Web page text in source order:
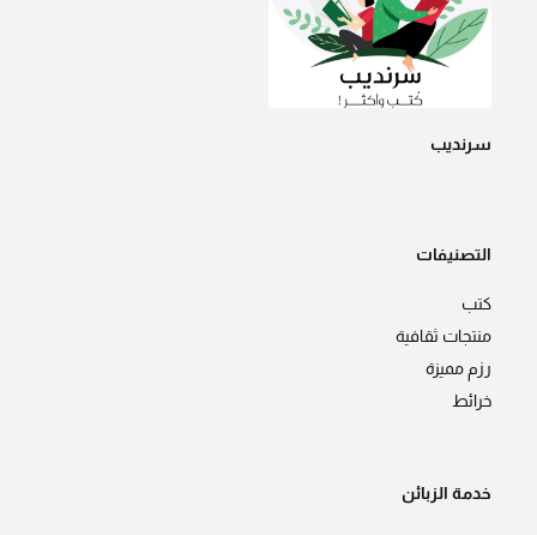
سرنديب
التصنيفات
كتب
منتجات ثقافية
رزم مميزة
خرائط
خدمة الزبائن